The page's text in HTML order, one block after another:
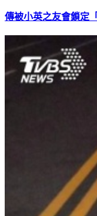
傳被小英之友會鎖定